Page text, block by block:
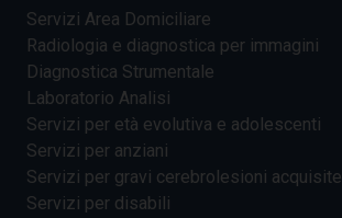
Servizi Area Domiciliare
Radiologia e diagnostica per immagini
Diagnostica Strumentale
Laboratorio Analisi
Servizi per età evolutiva e adolescenti
Servizi per anziani
Servizi per gravi cerebrolesioni acquisite
Servizi per disabili